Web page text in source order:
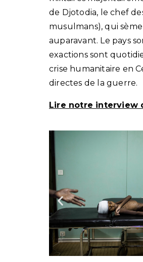
de Djotodia, le chef
musulmans), qui
auparavant. Le pays
exactions sont
crise humanitaire en
directes de la guerre.
Lire notre interview